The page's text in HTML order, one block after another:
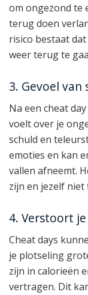
om ongezond te
terug doen
risico bestaat
weer terug te
3. Gevoel
Na een cheat
voelt over je
schuld en
emoties en kan
vallen afneemt.
zijn en jezelf
4. Verstoort
Cheat days
je plotseling
zijn in calorieën
vertragen. Dit